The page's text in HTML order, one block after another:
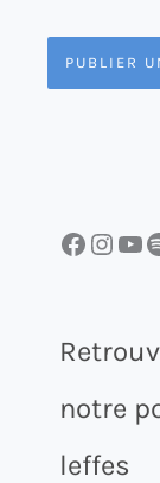
Facebook InstagramYouTube Spotify
notre
leffes